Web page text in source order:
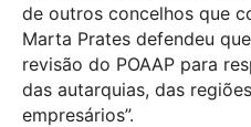
de outros concelhos que
Marta Prates defendeu
revisão do POAAP para
das autarquias, das
empresários”.